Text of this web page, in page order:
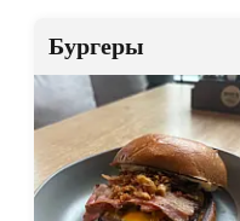
Бургеры